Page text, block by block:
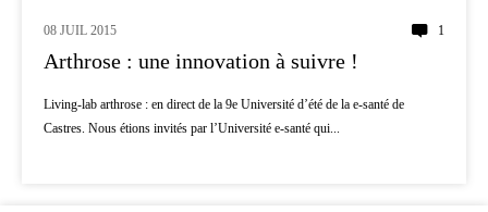
08 JUIL 2015 1
Arthrose : une innovation à suivre !
Living-lab arthrose : en direct de la 9e Université d’été de la e-santé de
Castres. Nous étions invités par l’Université e-santé qui...